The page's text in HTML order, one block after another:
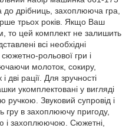
дрібниць, захоплююча гра,
трьох років. Якщо Ваш
то цей комплект не залишить
всі необхідні
рольової гри і
молоток, сокиру,
дві рації. Для зручності
укомплектовані у вигляді
ручкою. Звуковий супровід і
гру в захоплюючу пригоду,
і захоплюючою. Сюжетні,